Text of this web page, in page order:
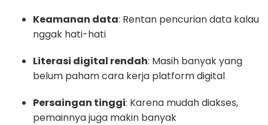
Keamanan data: Rentan pencurian data kalau
nggak hati-hati
Literasi digital rendah: Masih banyak yang
belum paham cara kerja platform digital
Persaingan tinggi: Karena mudah diakses,
pemainnya juga makin banyak